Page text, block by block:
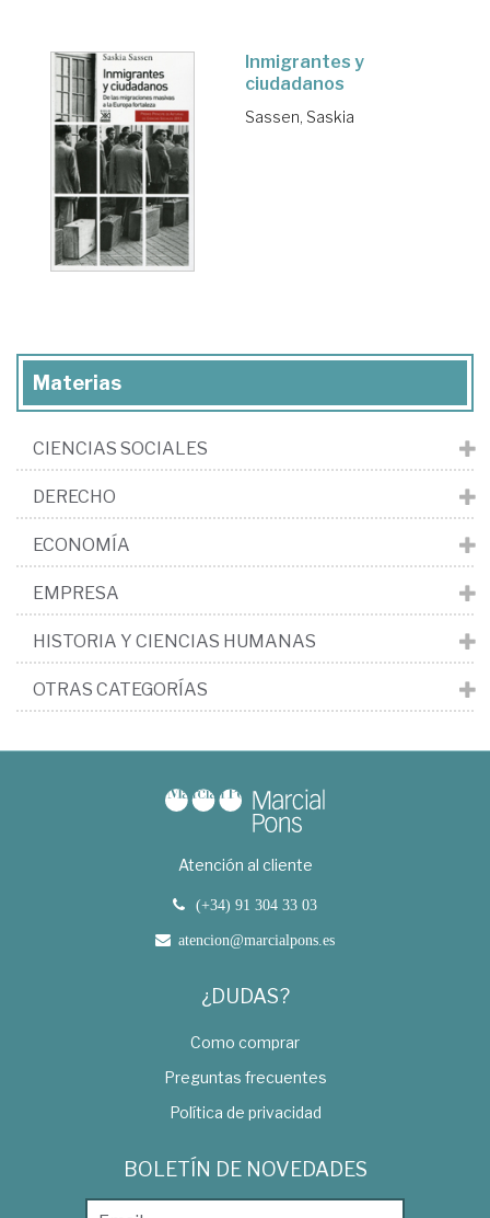
Inmigrantes y
ciudadanos
Sassen, Saskia
Materias
CIENCIAS SOCIALES
DERECHO
ECONOMÍA
EMPRESA
HISTORIA Y CIENCIAS HUMANAS
OTRAS CATEGORÍAS
Atención al cliente
(+34) 91 304 33 03
atencion@marcialpons.es
¿DUDAS?
Como comprar
Preguntas frecuentes
Política de privacidad
BOLETÍN DE NOVEDADES